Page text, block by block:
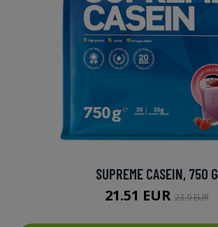
SUPREME CASEIN, 750 G
21.51 EUR23.9 EUR